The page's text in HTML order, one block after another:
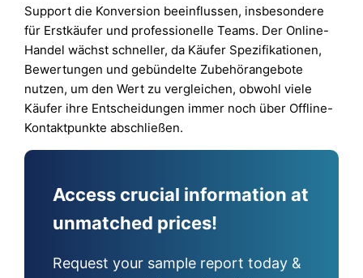
Support die Konversion beeinflussen, insbesondere
für Erstkäufer und professionelle Teams. Der Online-
Handel wächst schneller, da Käufer Spezifikationen,
Bewertungen und gebündelte Zubehörangebote
nutzen, um den Wert zu vergleichen, obwohl viele
Käufer ihre Entscheidungen immer noch über Offline-
Kontaktpunkte abschließen.
Access crucial information at
unmatched prices!
Request your sample report today &